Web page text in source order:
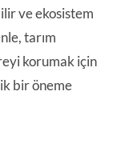
ve ekosistem
tarım
korumak için
bir öneme